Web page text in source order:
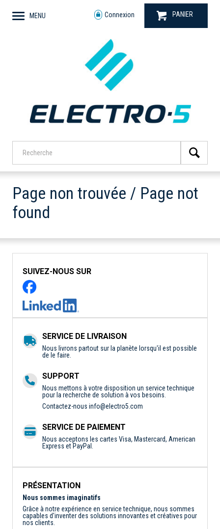
MENU Connexion PANIER
Page non trouvée / Page not
found
SUIVEZ-NOUS SUR
SERVICE DE LIVRAISON
Nous livrons partout sur la planète lorsqu'il est possible
de le faire.
SUPPORT
Nous mettons à votre disposition un service technique
pour la recherche de solution à vos besoins.
Contactez-nous info@electro5.com
SERVICE DE PAIEMENT
Nous acceptons les cartes Visa, Mastercard, American
Express et PayPal.
PRÉSENTATION
Nous sommes imaginatifs
Grâce à notre expérience en service technique, nous sommes
capables d'inventer des solutions innovantes et créatives pour
nos clients.